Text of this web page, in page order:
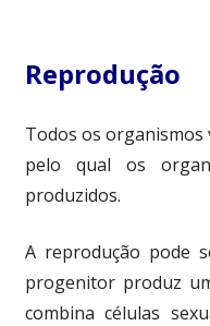
Reprodução
Todos os organismos
pelo qual os
produzidos.
A reprodução pode
progenitor produz
combina células